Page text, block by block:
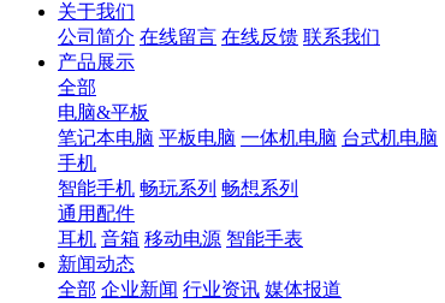
关于我们
公司简介 在线留言 在线反馈 联系我们
产品展示
全部
电脑&平板
笔记本电脑 平板电脑 一体机电脑 台式机电脑
手机
智能手机 畅玩系列 畅想系列
通用配件
耳机 音箱 移动电源 智能手表
新闻动态
全部 企业新闻 行业资讯 媒体报道